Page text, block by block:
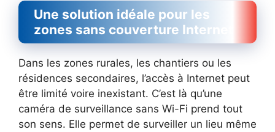
Une solution idéale pour les
zones sans couverture Internet
Dans les zones rurales, les chantiers ou les
résidences secondaires, l’accès à Internet peut
être limité voire inexistant. C’est là qu’une
caméra de surveillance sans Wi-Fi prend tout
son sens. Elle permet de surveiller un lieu même